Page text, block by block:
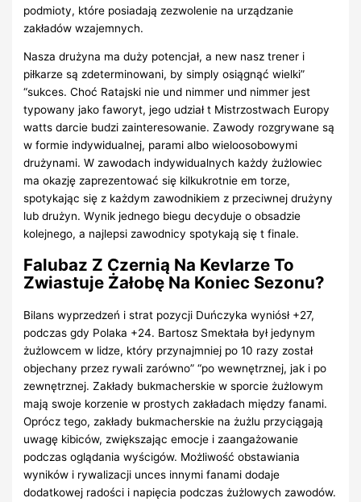
podmioty, które posiadają zezwolenie na urządzanie
zakładów wzajemnych.
Nasza drużyna ma duży potencjał, a new nasz trener i
piłkarze są zdeterminowani, by simply osiągnąć wielki”
“sukces. Choć Ratajski nie und nimmer und nimmer jest
typowany jako faworyt, jego udział t Mistrzostwach Europy
watts darcie budzi zainteresowanie. Zawody rozgrywane są
w formie indywidualnej, parami albo wieloosobowymi
drużynami. W zawodach indywidualnych każdy żużlowiec
ma okazję zaprezentować się kilkukrotnie em torze,
spotykając się z każdym zawodnikiem z przeciwnej drużyny
lub drużyn. Wynik jednego biegu decyduje o obsadzie
kolejnego, a najlepsi zawodnicy spotykają się t finale.
Falubaz Z Czernią Na Kevlarze To
Zwiastuje Żałobę Na Koniec Sezonu?
Bilans wyprzedzeń i strat pozycji Duńczyka wyniósł +27,
podczas gdy Polaka +24. Bartosz Smektała był jedynym
żużlowcem w lidze, który przynajmniej po 10 razy został
objechany przez rywali zarówno” “po wewnętrznej, jak i po
zewnętrznej. Zakłady bukmacherskie w sporcie żużlowym
mają swoje korzenie w prostych zakładach między fanami.
Oprócz tego, zakłady bukmacherskie na żużlu przyciągają
uwagę kibiców, zwiększając emocje i zaangażowanie
podczas oglądania wyścigów. Możliwość obstawiania
wyników i rywalizacji unces innymi fanami dodaje
dodatkowej radości i napięcia podczas żużlowych zawodów.